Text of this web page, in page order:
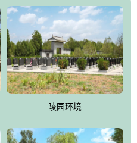
气遇到官厅的水又止住了，正好
华永久陵园风景庄重典雅、气
墓园，陵园以皇家建筑风格为载
陵园环境